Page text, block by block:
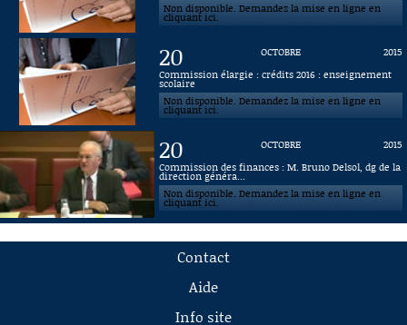
Non disponible. Demandez la mise en ligne en
cliquant ici.
20 OCTOBRE
2015
Commission élargie : crédits 2016 : enseignement
scolaire
Non disponible. Demandez la mise en ligne en
cliquant ici.
20 OCTOBRE
2015
Commission des finances : M. Bruno Delsol, dg de la
direction généra...
Non disponible. Demandez la mise en ligne en
cliquant ici.
Contact
Aide
Info site